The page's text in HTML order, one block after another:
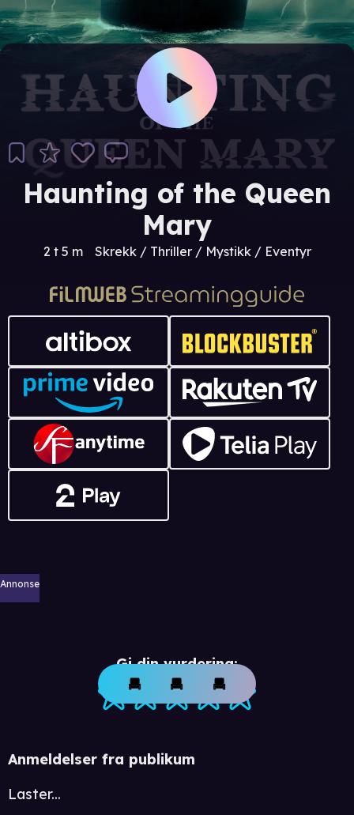
Haunting of the Queen
Mary
2 t 5 m Skrekk / Thriller / Mystikk / Eventyr
Annonse
Gi din vurdering:
Anmeldelser fra publikum
Laster...